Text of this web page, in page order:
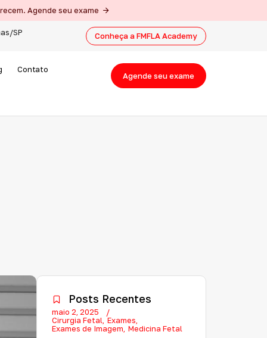
Agende seu exame
SP Conheça a FMFLA Academy
Contato
Agende seu exame
Posts Recentes
maio 2, 2025
Cirurgia Fetal Exames
Exames de Imagem Medicina Fetal